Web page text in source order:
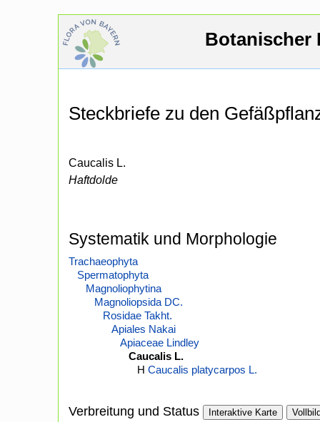
Botanischer
Steckbriefe zu den
Caucalis L.
Haftdolde
Systematik und Morphologie
Trachaeophyta
Spermatophyta
Magnoliophytina
Magnoliopsida DC.
Rosidae Takht.
Apiales Nakai
Apiaceae Lindley
Caucalis L.
H Caucalis platycarpos L.
Verbreitung und Status Interaktive Karte